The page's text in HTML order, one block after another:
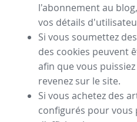
l'abonnement au
vos détails
Si vous soumettez
des cookies peuvent
afin que vous
revenez sur le site.
Si vous achetez des
configurés pour